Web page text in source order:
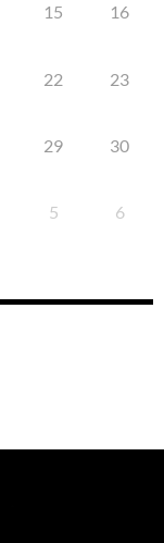
15 16
22 23
29 30
5 6